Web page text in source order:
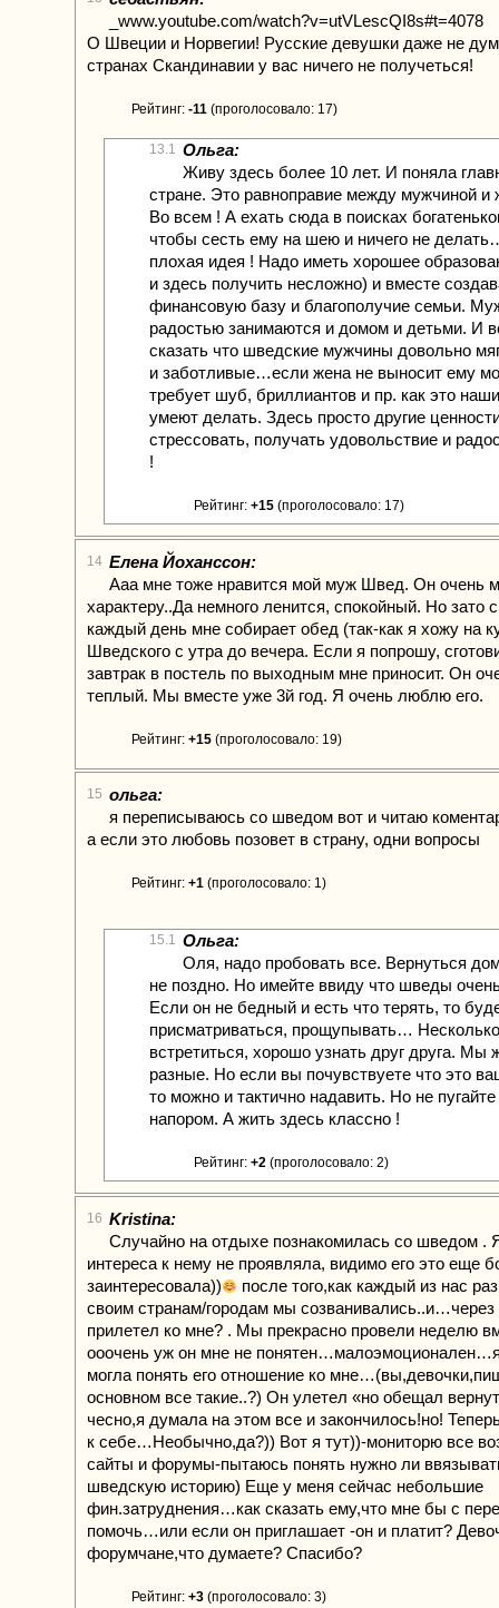
_www.youtube.com/watch?v=utVLescQI8s#t=4078
О Швеции и Норвегии! Русские девушки даже не
странах Скандинавии у вас ничего не получеться!
Рейтинг: -11 (проголосовало: 17)
13.1 Ольга:
Живу здесь более 10 лет. И поняла
стране. Это равноправие между мужчиной и
Во всем ! А ехать сюда в поисках
чтобы сесть ему на шею и ничего не
плохая идея ! Надо иметь хорошее
и здесь получить несложно) и вместе
финансовую базу и благополучие семьи.
радостью занимаются и домом и детьми. И
сказать что шведские мужчины довольно
и заботливые…если жена не выносит ему
требует шуб, бриллиантов и пр. как это
умеют делать. Здесь просто другие
стрессовать, получать удовольствие и
!
Рейтинг: +15 (проголосовало: 17)
14 Елена Йоханссон:
Ааа мне тоже нравится мой муж Швед. Он очень
характеру..Да немного ленится, спокойный. Но зато
каждый день мне собирает обед (так-как я хожу на
Шведского с утра до вечера. Если я попрошу,
завтрак в постель по выходным мне приносит. Он
теплый. Мы вместе уже 3й год. Я очень люблю его.
Рейтинг: +15 (проголосовало: 19)
15 ольга:
я переписываюсь со шведом вот и читаю
а если это любовь позовет в страну, одни вопросы
Рейтинг: +1 (проголосовало: 1)
15.1 Ольга:
Оля, надо пробовать все. Вернуться
не поздно. Но имейте ввиду что шведы
Если он не бедный и есть что терять, то
присматриваться, прощупывать…
встретиться, хорошо узнать друг друга. Мы
разные. Но если вы почувствуете что это
то можно и тактично надавить. Но не
напором. А жить здесь классно !
Рейтинг: +2 (проголосовало: 2)
16 Kristina:
Случайно на отдыхе познакомилась со шведом .
интереса к нему не проявляла, видимо его это еще
заинтересовала))
после того,как каждый из нас
своим странам/городам мы созванивались..и…через
прилетел ко мне? . Мы прекрасно провели неделю
ооочень уж он мне не
могла понять его отношение ко
основном все такие..?) Он улетел «но обещал
чесно,я думала на этом все и закончилось!но!
к себе…Необычно,да?)) Вот я тут))-мониторю все
сайты и форумы-пытаюсь понять нужно ли
шведскую историю) Еще у меня сейчас небольшие
фин.затруднения…как сказать ему,что мне бы с
помочь…или если он приглашает -он и платит?
форумчане,что думаете? Спасибо?
Рейтинг: +3 (проголосовало: 3)